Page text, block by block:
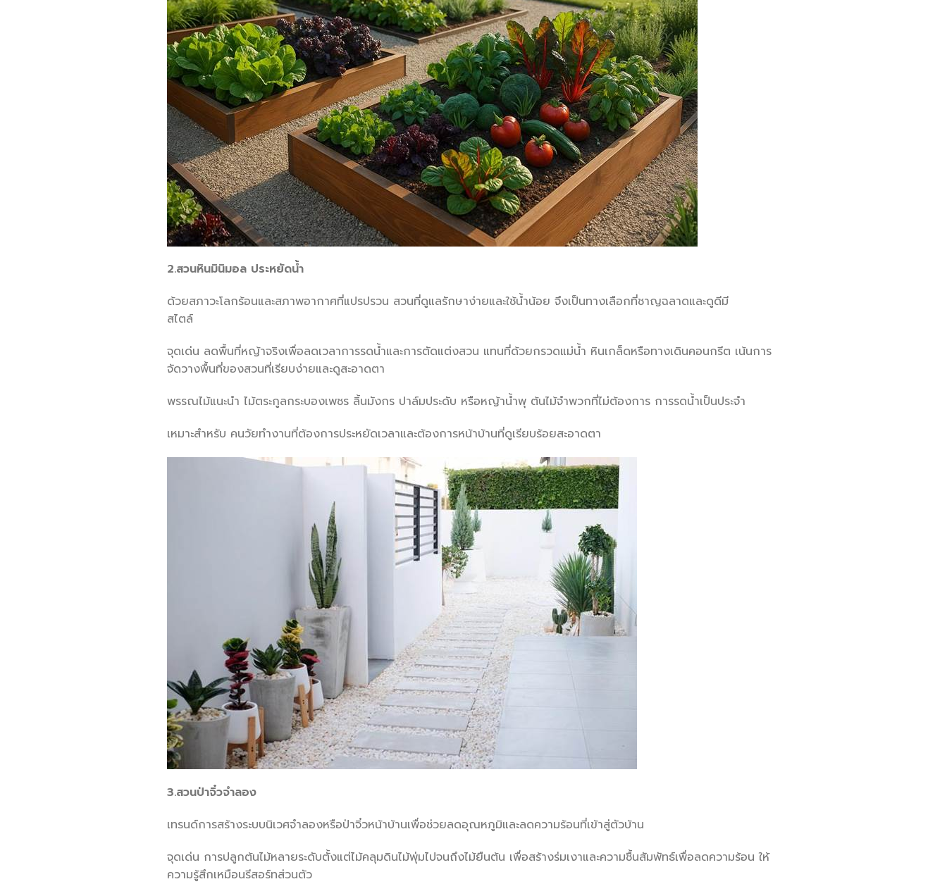
2.สวนหินมินิมอล ประหยัดน้ำ
ด้วยสภาวะโลกร้อนและสภาพอากาศที่แปรปรวน สวนที่ดูแลรักษาง่ายและใช้น้ำน้อย จึงเป็นทางเลือกที่ชาญฉลาดและดูดีมี
สไตล์
จุดเด่น ลดพื้นที่หญ้าจริงเพื่อลดเวลาการรดน้ำและการตัดแต่งสวน แทนที่ด้วยกรวดแม่น้ำ หินเกล็ดหรือทางเดินคอนกรีต เน้นการ
จัดวางพื้นที่ของสวนที่เรียบง่ายและดูสะอาดตา
พรรณไม้แนะนำ ไม้ตระกูลกระบองเพชร ลิ้นมังกร ปาล์มประดับ หรือหญ้าน้ำพุ ต้นไม้จำพวกที่ไม่ต้องการ การรดน้ำเป็นประจำ
เหมาะสำหรับ คนวัยทำงานที่ต้องการประหยัดเวลาและต้องการหน้าบ้านที่ดูเรียบร้อยสะอาดตา
3.สวนป่าจิ๋วจำลอง
เทรนด์การสร้างระบบนิเวศจำลองหรือป่าจิ๋วหน้าบ้านเพื่อช่วยลดอุณหภูมิและลดความร้อนที่เข้าสู่ตัวบ้าน
จุดเด่น การปลูกต้นไม้หลายระดับตั้งแต่ไม้คลุมดินไม้พุ่มไปจนถึงไม้ยืนต้น เพื่อสร้างร่มเงาและความชื้นสัมพัทธ์เพื่อลดความร้อน ให้
ความรู้สึกเหมือนรีสอร์ทส่วนตัว